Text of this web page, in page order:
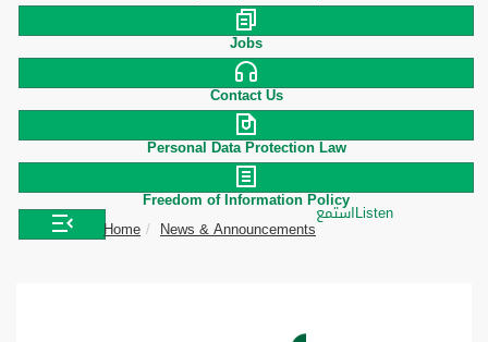
Jobs
Contact Us
Personal Data Protection Law
Freedom of Information Policy
Home
News & Announcements
استمعListen